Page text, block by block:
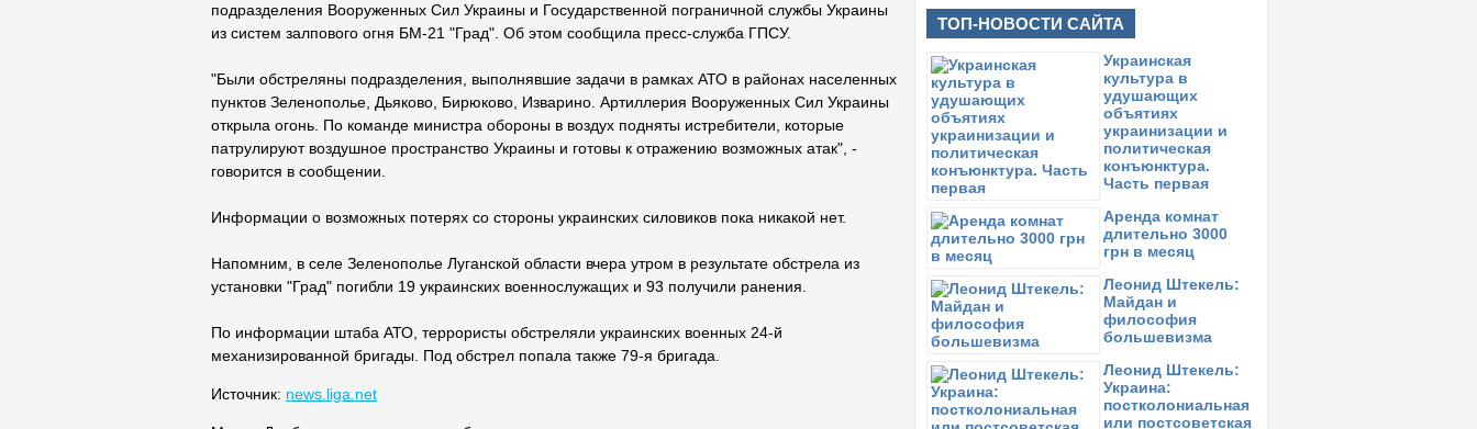
подразделения Вооруженных Сил Украины и Государственной пограничной службы Украины
из систем залпового огня БМ-21 "Град". Об этом сообщила пресс-служба ГПСУ.
"Были обстреляны подразделения, выполнявшие задачи в рамках АТО в районах населенных
пунктов Зеленополье, Дьяково, Бирюково, Изварино. Артиллерия Вооруженных Сил Украины
открыла огонь. По команде министра обороны в воздух подняты истребители, которые
патрулируют воздушное пространство Украины и готовы к отражению возможных атак", -
говорится в сообщении.
Информации о возможных потерях со стороны украинских силовиков пока никакой нет.
Напомним, в селе Зеленополье Луганской области вчера утром в результате обстрела из
установки "Град" погибли 19 украинских военнослужащих и 93 получили ранения.
По информации штаба АТО, террористы обстреляли украинских военных 24-й
механизированной бригады. Под обстрел попала также 79-я бригада.
Источник: news.liga.net
ТОП-НОВОСТИ САЙТА
Украинская
культура в
удушающих
объятиях
украинизации и
политическая
конъюнктура.
Часть первая
Аренда комнат
длительно 3000
грн в месяц
Леонид Штекель:
Майдан и
философия
большевизма
Леонид Штекель:
Украина:
постколониальная
или постсоветская